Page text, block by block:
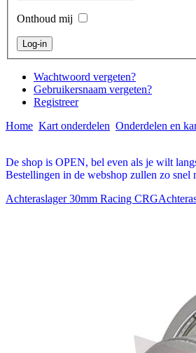
Onthoud mij
Wachtwoord vergeten?
Gebruikersnaam vergeten?
Registreer
Home Kart onderdelen Onderdelen en
De shop is OPEN, bel even als je wilt
Bestellingen in de webshop zullen zo
Achteraslager 30mm Racing CRG